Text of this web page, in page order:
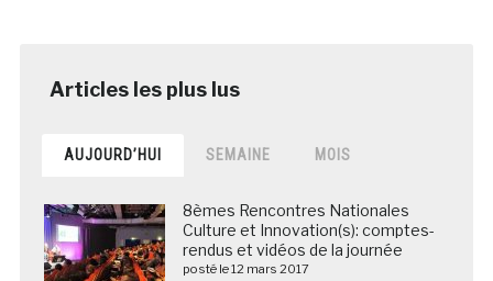
AUJOURD’HUI SEMAINE MOIS
8èmes Rencontres Nationales
Culture et Innovation(s): comptes-
rendus et vidéos de la journée
posté le 12 mars 2017